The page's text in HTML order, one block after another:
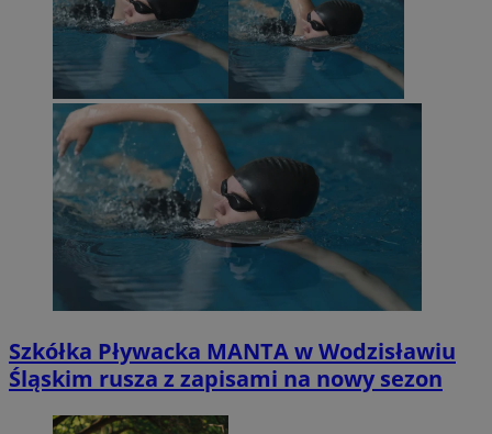
Szkółka Pływacka MANTA w Wodzisławiu
Śląskim rusza z zapisami na nowy sezon